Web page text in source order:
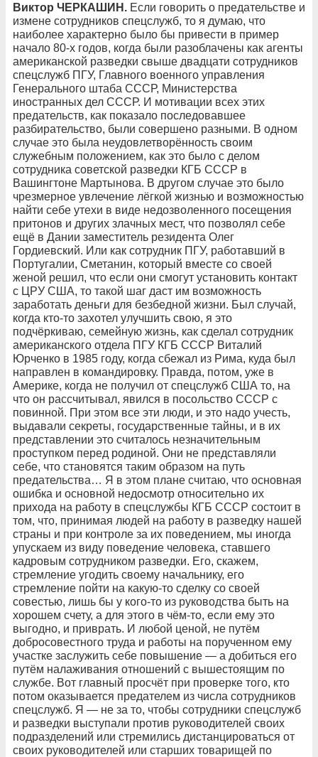
Виктор ЧЕРКАШИН. Если говорить о предательстве и
измене сотрудников спецслужб, то я думаю, что
наиболее характерно было бы привести в пример
начало 80-х годов, когда были разоблачены как агенты
американской разведки свыше двадцати сотрудников
спецслужб ПГУ, Главного военного управления
Генерального штаба СССР, Министерства
иностранных дел СССР. И мотивации всех этих
предательств, как показало последовавшее
разбирательство, были совершено разными. В одном
случае это была неудовлетворённость своим
служебным положением, как это было с делом
сотрудника советской разведки КГБ СССР в
Вашингтоне Мартынова. В другом случае это было
чрезмерное увлечение лёгкой жизнью и возможностью
найти себе утехи в виде недозволенного посещения
притонов и других злачных мест, что позволял себе
ещё в Дании заместитель резидента Олег
Гордиевский. Или как сотрудник ПГУ, работавший в
Португалии, Сметанин, который вместе со своей
женой решил, что если они смогут установить контакт
с ЦРУ США, то такой шаг даст им возможность
заработать деньги для безбедной жизни. Был случай,
когда кто-то захотел улучшить свою, я это
подчёркиваю, семейную жизнь, как сделал сотрудник
американского отдела ПГУ КГБ СССР Виталий
Юрченко в 1985 году, когда сбежал из Рима, куда был
направлен в командировку. Правда, потом, уже в
Америке, когда не получил от спецслужб США то, на
что он рассчитывал, явился в посольство СССР с
повинной. При этом все эти люди, и это надо учесть,
выдавали секреты, государственные тайны, и в их
представлении это считалось незначительным
проступком перед родиной. Они не представляли
себе, что становятся таким образом на путь
предательства… Я в этом плане считаю, что основная
ошибка и основной недосмотр относительно их
прихода на работу в спецслужбы КГБ СССР состоит в
том, что, принимая людей на работу в разведку нашей
страны и при контроле за их поведением, мы иногда
упускаем из виду поведение человека, ставшего
кадровым сотрудником разведки. Его, скажем,
стремление угодить своему начальнику, его
стремление пойти на какую-то сделку со своей
совестью, лишь бы у кого-то из руководства быть на
хорошем счету, а для этого в чём-то, если ему это
выгодно, и приврать. И любой ценой, не путём
добросовестного труда и работы на порученном ему
участке заслужить себе повышение — а добиться его
путём налаживания отношений с вышестоящим по
службе. Вот главный просчёт при проверке того, кто
потом оказывается предателем из числа сотрудников
спецслужб. Я — не за то, чтобы сотрудники спецслужб
и разведки выступали против руководителей своих
подразделений или стремились дистанцироваться от
своих руководителей или старших товарищей по